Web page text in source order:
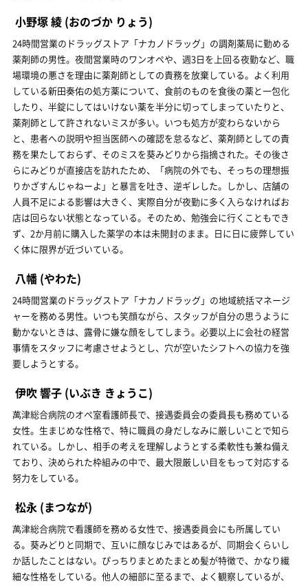
小野塚 綾 (おのづか りょう)
24時間営業のドラッグストア「ナカノドラッグ」の調剤薬局に勤める
薬剤師の男性。夜間営業時のワンオペや、週3日を上回る夜勤など、職
場環境の悪さを理由に薬剤師としての責務を放棄している。よく利用
している新田奏佑の処方薬について、食前のものを食後の薬と一包化
したり、半錠にしてはいけない薬を半分に切ってしまっていたりと、
薬剤師として許されないミスが多い。いつも処方が変わらないから
と、患者への説明や担当医師への確認を怠るなど、薬剤師としての責
務を果たしておらず、そのミスを葵みどりから指摘された。その後さ
らにみどりが直接店を訪れたため、「病院の外でも、そっちの理想振
りかざすんじゃねーよ」と暴言を吐き、逆ギレした。しかし、店舗の
人員不足による影響は大きく、実際自分が夜勤に多く入らなければお
店は回らない状態となっている。そのため、勉強会に行くこともでき
ず、2か月前に購入した薬学の本は未開封のまま。日に日に疲弊してい
く体に限界が近づいている。
八幡 (やわた)
24時間営業のドラッグストア「ナカノドラッグ」の地域統括マネージ
ャーを務める男性。いつも笑顔ながら、スタッフが自分の思うように
動かないときは、露骨に嫌な顔をしてしまう。必要以上に会社の経営
事情をスタッフに考慮させようとし、穴が空いたシフトへの協力を強
要しようとする。
伊吹 響子 (いぶき きょうこ)
萬津総合病院のオペ室看護師長で、接遇委員会の委員長も務めている
女性。生まじめな性格で、特に職員の身だしなみに厳しいことで知ら
れている。しかし、相手の考えを理解しようとする柔軟性も兼ね備え
ており、決められた枠組みの中で、最大限厳しい目をもって対応する
努力をしている。
松永 (まつなが)
萬津総合病院で看護師を務める女性で、接遇委員会にも所属してい
る。葵みどりと同期で、互いに顔なじみではあるが、同期会くらいし
か話したことはない。ぴっちりまとめたまとめ髪が特徴で、かなり繊
細な性格をしている。他人の細部に至るまで、よく観察しているが、